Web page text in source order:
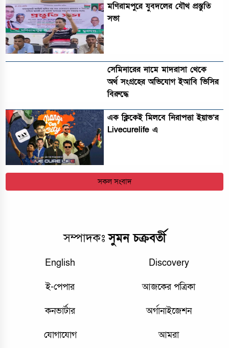
মণিরামপুরে যুবদলের যৌথ প্রস্তুতি
সভা
সেমিনারের নামে মাদরাসা থেকে
অর্থ সংগ্রহের অভিযোগ ইআবি ভিসির
বিরুদ্ধে
এক ক্লিকেই মিলবে নিরাপত্তা ইয়াভ’র
Livecurelife এ
সকল সংবাদ
সম্পাদকঃসুমন চক্রবর্তী
English Discovery
ই-পেপার আজকের পত্রিকা
কনভার্টার অর্গানাইজেশন
যোগাযোগ আমরা